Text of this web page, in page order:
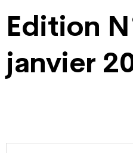
Edition
janvier
Navigation
des
articles